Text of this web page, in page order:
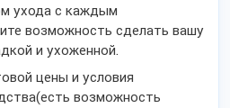
ухода с каждым
возможность сделать вашу
и ухоженной.
цены и условия
возможность